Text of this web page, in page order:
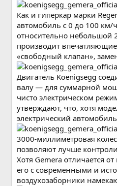
Как и гиперкар марки
автомобиль с 0 до 100 км/
относительно небольшой
производит
«свободный клапан»,
Двигатель Koenigsegg
валу — для суммарной
чисто электрическом
утверждают, что, хотя
электрический
3000-миллиметровая
позволяют лучше
Хотя Gemera отличается
его с современными и
воздухозаборники